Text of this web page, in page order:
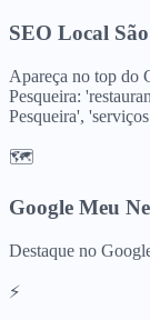
SEO Local
Apareça no top do
Pesqueira:
Pesqueira',
🗺️
Google Meu
Destaque no
⚡